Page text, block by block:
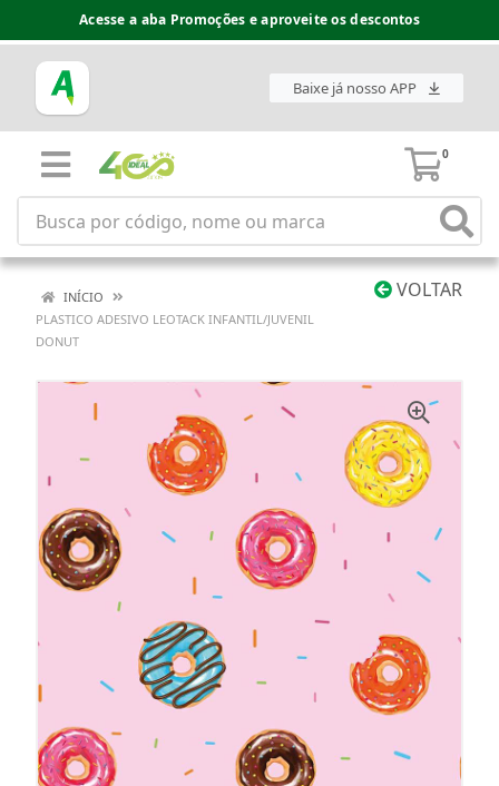
Acesse a aba Promoções e aproveite os descontos
Baixe já nosso APP
0
VOLTAR
INÍCIO
PLASTICO ADESIVO LEOTACK INFANTIL/JUVENIL
DONUT